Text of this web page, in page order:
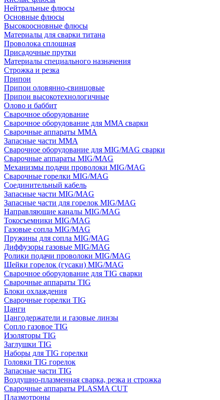
Нейтральные флюсы
Основные флюсы
Высокоосновные флюсы
Материалы для сварки титана
Проволока сплошная
Присадочные прутки
Материалы специального назначения
Строжка и резка
Припои
Припои оловянно-свинцовые
Припои высокотехнологичные
Олово и баббит
Сварочное оборудование
Сварочное оборудование для MMA сварки
Сварочные аппараты MMA
Запасные части MMA
Сварочное оборудование для MIG/MAG сварки
Сварочные аппараты MIG/MAG
Механизмы подачи проволоки MIG/MAG
Сварочные горелки MIG/MAG
Соединительный кабель
Запасные части MIG/MAG
Запасные части для горелок MIG/MAG
Направляющие каналы MIG/MAG
Токосъемники MIG/MAG
Газовые сопла MIG/MAG
Пружины для сопла MIG/MAG
Диффузоры газовые MIG/MAG
Ролики подачи проволоки MIG/MAG
Шейки горелок (гусаки) MIG/MAG
Сварочное оборудование для TIG сварки
Сварочные аппараты TIG
Блоки охлаждения
Сварочные горелки TIG
Цанги
Цангодержатели и газовые линзы
Сопло газовое TIG
Изоляторы TIG
Заглушки TIG
Наборы для TIG горелки
Головки TIG горелок
Запасные части TIG
Воздушно-плазменная сварка, резка и строжка
Сварочные аппараты PLASMA CUT
Плазмотроны